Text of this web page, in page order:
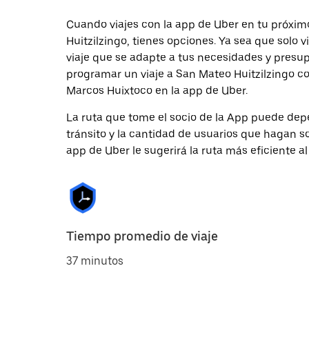
Cuando viajes con la app de Uber en tu
Huitzilzingo, tienes opciones. Ya sea que solo
viaje que se adapte a tus necesidades y
programar un viaje a San Mateo Huitzilzingo
Marcos Huixtoco en la app de Uber.
La ruta que tome el socio de la App puede
tránsito y la cantidad de usuarios que hagan
app de Uber le sugerirá la ruta más eficiente
Tiempo promedio de viaje
37 minutos